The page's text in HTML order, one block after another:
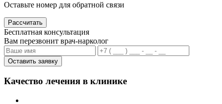
Оставьте номер для обратной связи
Рассчитать
Бесплатная консультация
Вам перезвонит врач-нарколог
Оставить заявку
Качество лечения в клинике